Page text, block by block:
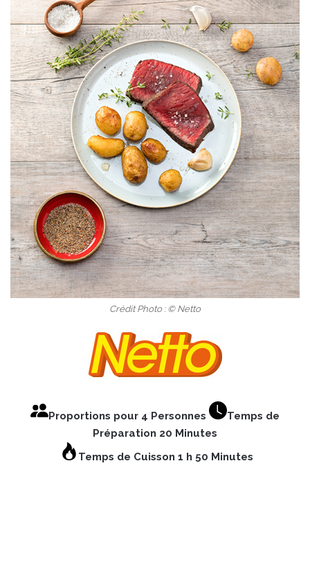
Crédit Photo : © Netto
Proportions pour 4 Personnes
Temps de
Préparation 20 Minutes
Temps de Cuisson 1 h 50 Minutes